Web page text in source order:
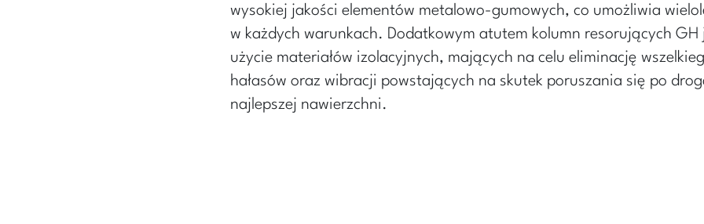
wysokiej jakości elementów metalowo-gumowych, co umożliwia
w każdych warunkach. Dodatkowym atutem kolumn resorujących GH
użycie materiałów izolacyjnych, mających na celu eliminację
hałasów oraz wibracji powstających na skutek poruszania się po
najlepszej nawierzchni.